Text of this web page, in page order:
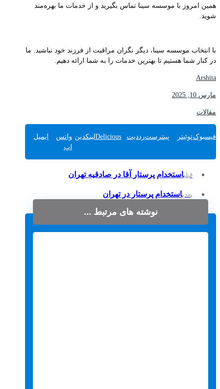
همین امروز با موسسه سینا تماس بگیرید و از خدمات ما بهره‌مند
شوید.
با انتخاب موسسه سینا، دیگر نگران مراقبت از فرزند خود نباشید. ما
در کنار شما هستیم تا بهترین خدمات را به شما ارائه دهیم.
Arshita
مارس 10, 2025
مقالات
فیسبوکتوئیتر پینترسترددیت Deliciousلینکدین واتس
اپ
ایمیل
قبلیاستخدام پرستار آقا در صادقیه تهران
بعدیاستخدام پرستار در تهران
نوشته های مرتبط ...